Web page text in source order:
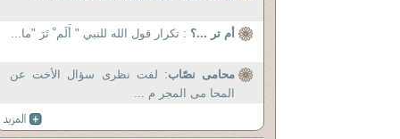
أم تر ...؟ : تكرار قول الله للنبي " أَلَم ْ تَرَ "ما...
محامى نصّاب: لفت نظرى سؤال الأخت عن
المحا مى المجر م ...